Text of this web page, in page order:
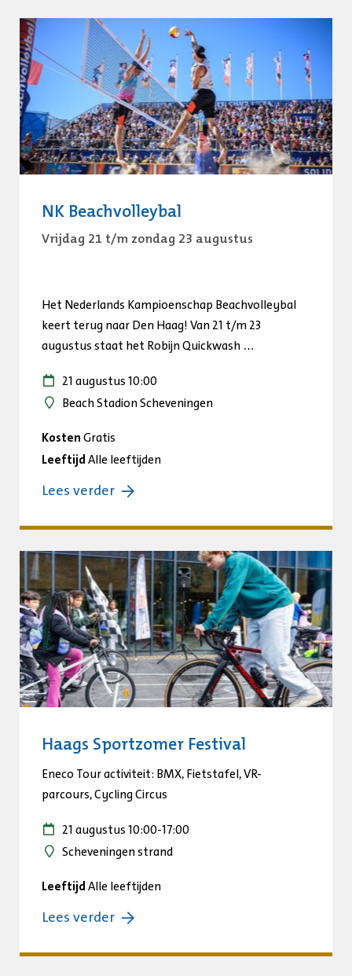
Festival
NK Beachvolleybal
Vrijdag 21 t/m zondag 23 augustus
Het Nederlands Kampioenschap Beachvolleybal
keert terug naar Den Haag! Van 21 t/m 23
augustus staat het Robijn Quickwash …
21 augustus 10:00
Beach Stadion Scheveningen
Kosten Gratis
Leeftijd Alle leeftijden
Lees verder over:
Beachvolleybal
Haags Sportzomer Festival
Eneco Tour activiteit: BMX, Fietstafel, VR-
parcours, Cycling Circus
21 augustus 10:00-17:00
Scheveningen strand
Leeftijd Alle leeftijden
Lees verder over:
Sportzomer